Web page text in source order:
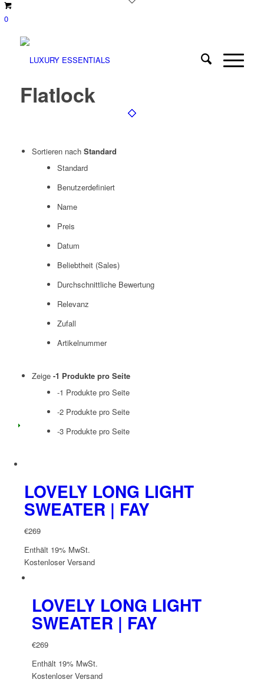
0
Flatlock
Sortieren nach Standard
Standard
Benutzerdefiniert
Name
Preis
Datum
Beliebtheit (Sales)
Durchschnittliche Bewertung
Relevanz
Zufall
Artikelnummer
Zeige -1 Produkte pro Seite
-1 Produkte pro Seite
-2 Produkte pro Seite
-3 Produkte pro Seite
LOVELY LONG LIGHT
SWEATER | FAY
€269
Enthält 19% MwSt.
Kostenloser Versand
LOVELY LONG LIGHT
SWEATER | FAY
€269
Enthält 19% MwSt.
Kostenloser Versand